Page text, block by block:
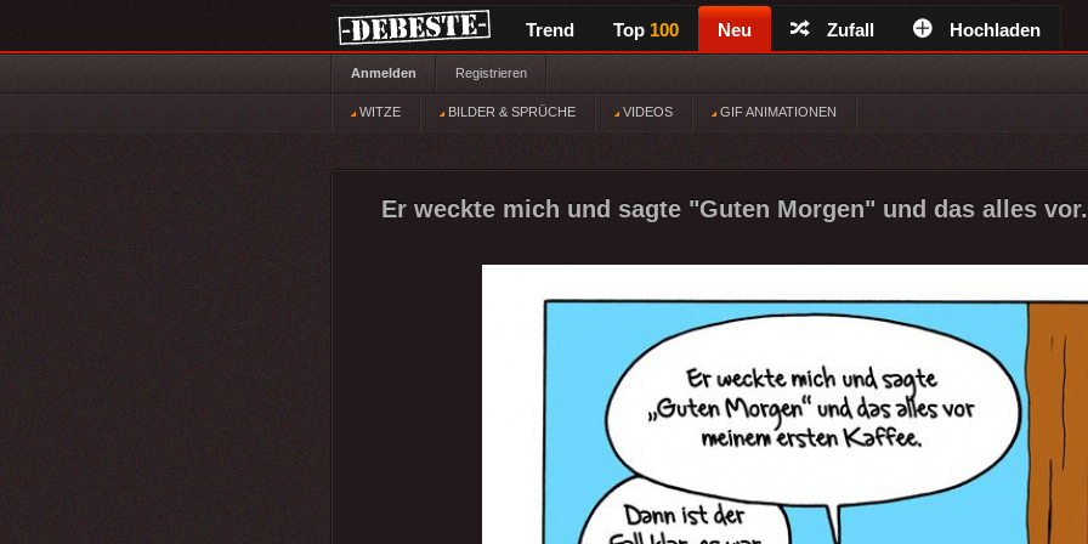
Trend Top 100 Neu Zufall Hochladen
Anmelden Registrieren
WITZE BILDER & SPRÜCHE VIDEOS GIF ANIMATIONEN
Er weckte mich und sagte "Guten Morgen" und das alles